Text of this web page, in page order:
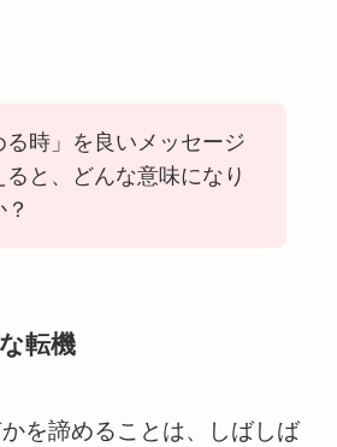
る時」を良いメッセージ
ると、どんな意味になり
転機
を諦めることは、しばしば